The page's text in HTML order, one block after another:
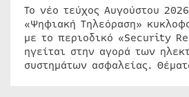
Το νέο τεύχος Αυγούστου
«Ψηφιακή Τηλεόραση»
με το περιοδικό «Security
ηγείται στην αγορά των
συστημάτων ασφαλείας.